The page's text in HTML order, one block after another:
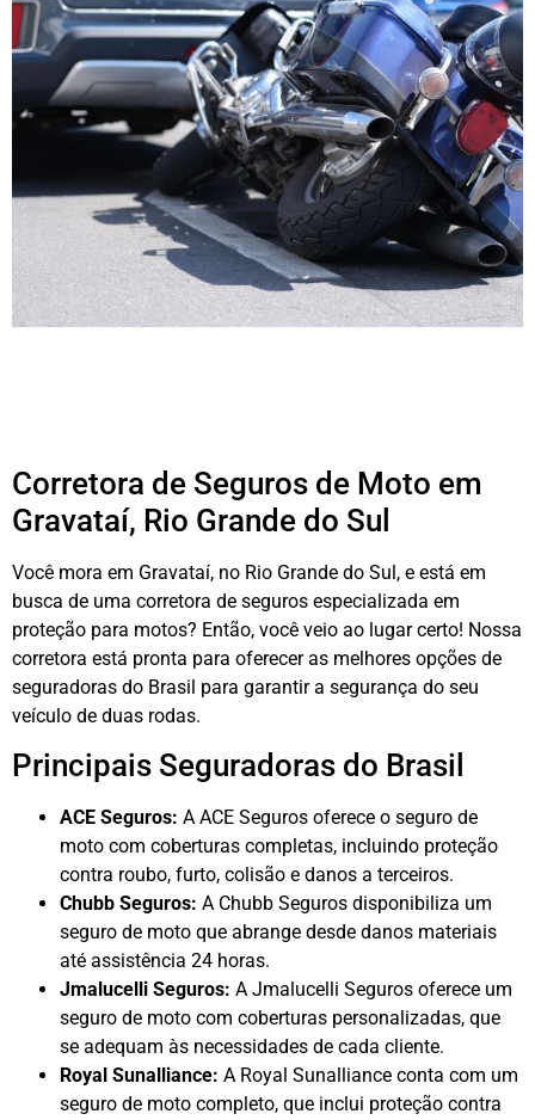
Corretora de Seguros de Moto em
Gravataí, Rio Grande do Sul
Você mora em Gravataí, no Rio Grande do Sul, e está em
busca de uma corretora de seguros especializada em
proteção para motos? Então, você veio ao lugar certo! Nossa
corretora está pronta para oferecer as melhores opções de
seguradoras do Brasil para garantir a segurança do seu
veículo de duas rodas.
Principais Seguradoras do Brasil
ACE Seguros: A ACE Seguros oferece o seguro de
moto com coberturas completas, incluindo proteção
contra roubo, furto, colisão e danos a terceiros.
Chubb Seguros: A Chubb Seguros disponibiliza um
seguro de moto que abrange desde danos materiais
até assistência 24 horas.
Jmalucelli Seguros: A Jmalucelli Seguros oferece um
seguro de moto com coberturas personalizadas, que
se adequam às necessidades de cada cliente.
Royal Sunalliance: A Royal Sunalliance conta com um
seguro de moto completo, que inclui proteção contra